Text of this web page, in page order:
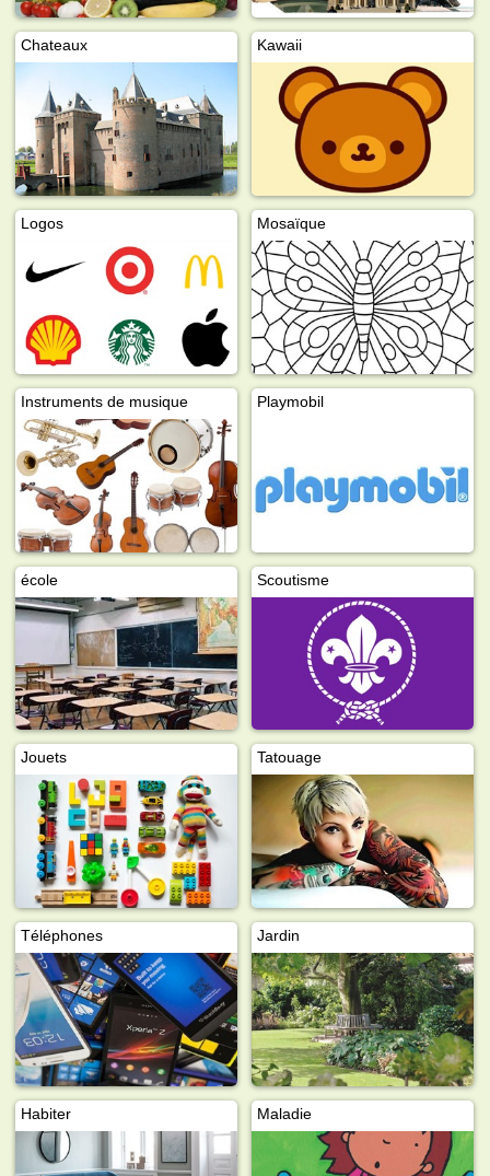
Chateaux Kawaii
Logos Mosaïque
Instruments de musique Playmobil
école Scoutisme
Jouets Tatouage
Téléphones Jardin
Habiter Maladie